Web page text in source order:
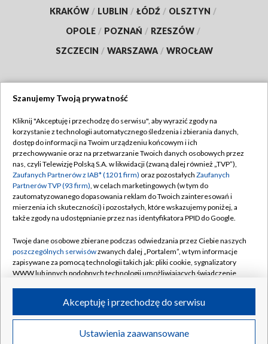
KRAKÓW / LUBLIN / ŁÓDŹ / OLSZTYN /
OPOLE / POZNAŃ / RZESZÓW /
SZCZECIN / WARSZAWA / WROCŁAW
TVP
Abonament TVP
Emisja w TVP
Centrum informacji TVP
Naziemna Telewizja Cyfrowa
Rada Programowa
System NOS
Informacje o nadawcy
Program dla prasy
Regulamin TVP
Polityka prywatności
Moje zgody
Pomoc
Kontakt
Kanały
©2026 Telewizja Polska S.A. w likwidacji
Szanujemy Twoją prywatność
Kliknij "Akceptuję i przechodzę do serwisu", aby wyrazić zgody na
korzystanie z technologii automatycznego śledzenia i zbierania danych,
dostęp do informacji na Twoim urządzeniu końcowym i ich
przechowywanie oraz na przetwarzanie Twoich danych osobowych przez
nas, czyli Telewizję Polską S.A. w likwidacji (zwaną dalej również „TVP”),
Zaufanych Partnerów z IAB* (1201 firm) oraz pozostałych Zaufanych
Partnerów TVP (93 firm), w celach marketingowych (w tym do
zautomatyzowanego dopasowania reklam do Twoich zainteresowań i
mierzenia ich skuteczności) i pozostałych, które wskazujemy poniżej, a
także zgody na udostępnianie przez nas identyfikatora PPID do Google.
Twoje dane osobowe zbierane podczas odwiedzania przez Ciebie naszych
poszczególnych serwisówzwanych dalej „Portalem”, w tym informacje
zapisywane za pomocą technologii takich jak: pliki cookie, sygnalizatory
WWW lub innych podobnych technologii umożliwiających świadczenie
ruchu w Internecie.
Twoje dane osobowe zbierane podczas odwiedzania przez Ciebie
poszczególnych serwisówna Portalu, takie jak adresy IP, identyfikatory
Ustawienia zaawansowane
Akceptuję i przechodzę do serwisu